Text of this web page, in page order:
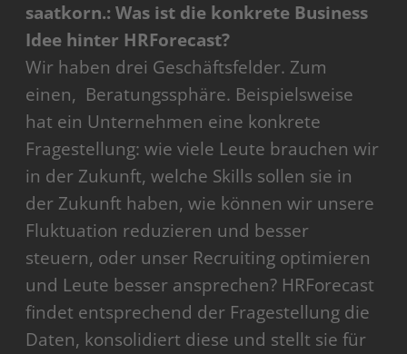
saatkorn.: Was ist die konkrete Business
Idee hinter HRForecast?
Wir haben drei Geschäftsfelder. Zum
einen, Beratungssphäre. Beispielsweise
hat ein Unternehmen eine konkrete
Fragestellung: wie viele Leute brauchen wir
in der Zukunft, welche Skills sollen sie in
der Zukunft haben, wie können wir unsere
Fluktuation reduzieren und besser
steuern, oder unser Recruiting optimieren
und Leute besser ansprechen? HRForecast
findet entsprechend der Fragestellung die
Daten, konsolidiert diese und stellt sie für